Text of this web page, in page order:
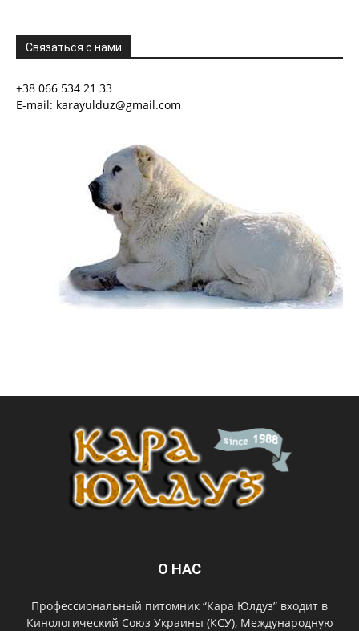
Связаться с нами
+38 066 534 21 33
E-mail: karayulduz@gmail.com
О НАС
Профессиональный питомник “Кара Юлдуз” входит в
Кинологический Союз Украины (КСУ), Международную